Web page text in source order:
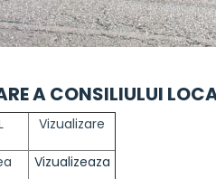
A CONSILIULUI
Vizualizare
Vizualizeaza